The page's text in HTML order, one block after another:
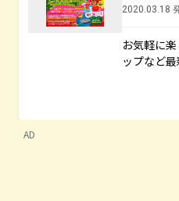
2020.03.18
お気軽に
ップなど
AD